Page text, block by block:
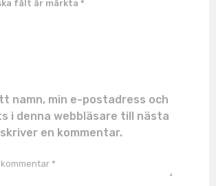
fält är märkta *
namn, min e-postadress och
i denna webbläsare till nästa
en kommentar.